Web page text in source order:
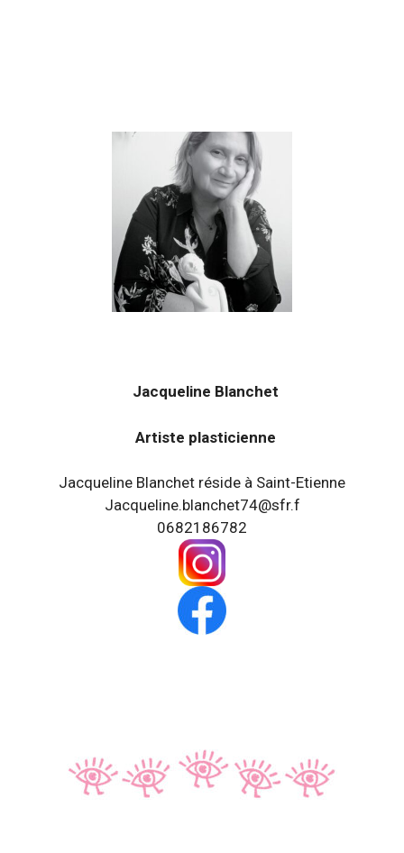
Jacqueline Blanchet
Artiste plasticienne
Jacqueline Blanchet réside à Saint-Etienne
Jacqueline.blanchet74@sfr.f
0682186782